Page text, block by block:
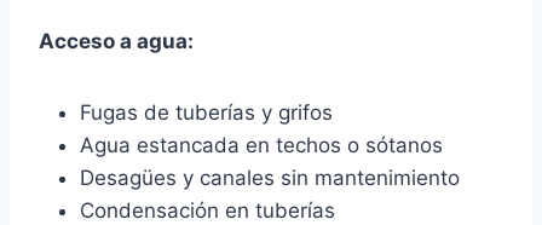
Acceso a agua:
Fugas de tuberías y grifos
Agua estancada en techos o sótanos
Desagües y canales sin mantenimiento
Condensación en tuberías